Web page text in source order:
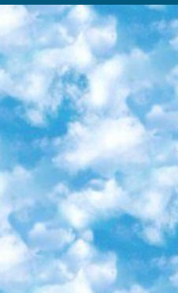
для неё умений. Чтобы вы могли освоить их самостоятельно, для каждого умения площадка отображает подборку ссылок на учебные материалы. Хотя «Смартия» ориентируется на русскоязычную аудиторию, часть контента всё же доступна только на английском. 3. «Лекторий Физтеха» Проект Московского физико-технического института (Физтеха). С его помощью вы можете смотреть онлайн серии лекций, записанные на видео в этом вузе. В числе доступных предметов — физика, биология, химия, информационные технологии и другие. К некоторым лекциям администрация ресурса прилагает готовые конспекты, которые можно скачивать в PDF-формате. 4. ITMOcourses Онлайн-площадка Санкт-Петербургского национального исследовательского университета информационных технологий, механики и оптики (ИТМО). Ресурс предоставляет свободный доступ к курсам, разработанным в этом вузе. Каталог материалов разбит на четыре категории: «Оптические системы и технологии», «Приборостроение и робототехника», «Информационные технологии» и «Биотехнологии». Курсы состоят из видеолекций, интерактивных демонстраций и заданий. 5. «КиберЛенинка» Электронная научная библиотека открытого доступа. Каталог площадки регулярно обрастает текстами статей из различных научных изданий. Сгруппированные по журналам и рубрикам публикации можно читать онлайн или скачивать целиком в PDF-формате. Проект нацелен на популяризацию науки за счёт открытого доступа к качественной информации. 6. «ПостНаука» На этом ресурсе публикуют подборки видеолекций, составленные экспертами из разных отраслей и объединённые общими темами. Среди них, к примеру, есть серии «Биоинформатика и геномика», «Культура средневековой Скандинавии» и Cinema Studies о теории кино. Каждая подборка лекций — логически связанная история, рассказанная экспертом от первого лица. Кроме того, на сайте появляются научно-образовательные статьи и тесты на разные темы. 7. «Newочём» Команда проекта «Newочём» отбирает самые интересные тексты из англоязычных СМИ и переводит те из них, за которые голосуют участники сообщества «ВКонтакте». По большей части это научно-популярные статьи. Редакторы придумывают лишь заголовки, в остальном содержание переводов соответствует оригиналам. Полные тексты можно читать прямо в социальной сети. 8. InternetUrok Онлайн-база материалов по основным дисциплинам школьной программы. Информация на сайте структурирована по классам, предметам и темам (урокам). Каждый урок состоит из видеолекций и конспектов. Есть также интерактивные тренажёры и тесты для закрепления пройденного материала. Даже если вы давно окончили школу, возможность повторить программу старших классов всегда может пригодиться. 9. Edutainme Ещё один ресурс об образовании. В отличие от Newtonew, как мне кажется, Edutainme больше ориентируется на представителей индустрии: педагогов, предпринимателей, разработчиков образовательных проектов. Но и любой, кто просто стремится к саморазвитию, найдёт на сайте много полезного и интересного для себя. Например, информацию о новых курсах и образовательных сервисах. 10. Newtonew Онлайн-медиа об образовании и обучении в широком смысле. Авторы Newtonew пишут об инструментах, заведениях, тактиках и стратегиях, которые помогают учить других и получать новые знания самостоятельно. На этой площадке вы найдёте новости, обзоры, аналитические мат